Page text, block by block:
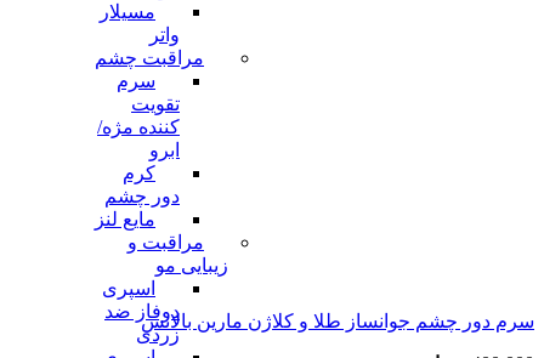
مسیلار
واتر
مراقبت چشم
سرم
تقویت
کننده مژه/
ابرو
کرم
دور چشم
مایع لنز
مراقبت و
زیبایی مو
اسپری
دوفاز ضد
زردی
سرم دور چشم جوانساز طلا و کلاژن مارین بالانس